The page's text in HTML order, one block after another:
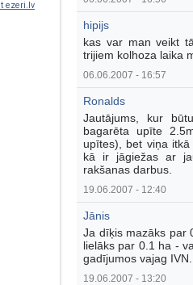
ezeri.lv
hipijs
kas var man veikt
trijiem kolhoza laika
06.06.2007 - 16:57
Ronalds
Jautājums, kur
bagarēta upīte
upītes), bet viņa
kā ir jāgiežas ar
rakšanas darbus.
19.06.2007 - 12:40
Jānis
Ja dīķis mazāks par
lielāks par 0.1 ha -
gadījumos vajag IVN.
19.06.2007 - 13:20